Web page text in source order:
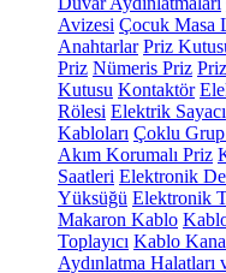
Avizesi Çocuk Masa
Anahtarlar Priz
Priz Nümeris Priz Priz
Kutusu Kontaktör
Rölesi Elektrik Sayacı
Kabloları Çoklu
Akım Korumalı Priz
Saatleri Elektronik
Yüksüğü Elektronik
Makaron Kablo
Toplayıcı Kablo
Aydınlatma Halatları